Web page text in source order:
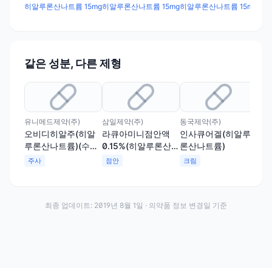
히알루론산나트륨 15mg히알루론산나트륨 15mg(프리필드)
히알루론산나트륨 15mg
같은 성분, 다른 제형
유니메드제약(주)
오비디히알주(히알
루론산나트륨)(수출
용)
주사
삼일제약(주)
라큐아미니점안액
0.15%(히알루론산나
트륨)(1회용)
점안
동국제약(주)
인사큐어겔(히알루
론산나트륨)
크림
최종 업데이트: 2019년 8월 1일 · 의약품 정보 변경일 기준